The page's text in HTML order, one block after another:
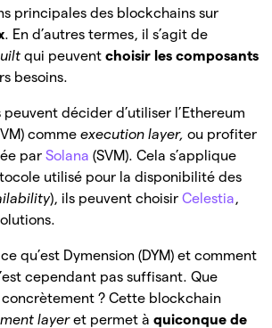
principales des blockchains sur
. En d’autres termes, il s’agit de
qui peuvent choisir les composants
besoins.
peuvent décider d’utiliser l’Ethereum
comme execution layer, ou profiter
par Solana (SVM). Cela s’applique
utilisé pour la disponibilité des
), ils peuvent choisir Celestia,
qu’est Dymension (DYM) et comment
cependant pas suffisant. Que
? Cette blockchain
layeret permet à quiconque de